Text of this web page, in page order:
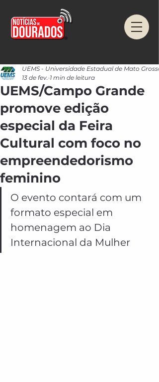
UEMS/Campo Grande
promove edição
especial da Feira
Cultural com foco no
empreendedorismo
feminino
UEMS - Universidade Estadual de Mato
13 de fev. 1 min de leitura
O evento contará com um
formato especial em
homenagem ao Dia
Internacional da Mulher